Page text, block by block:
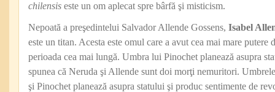
chilensis este un om aplecat spre bârfă şi misticism.
Nepoată a preşedintelui Salvador Allende Gossens, Isabel
este un titan. Acesta este omul care a avut cea mai mare putere
perioada cea mai lungă. Umbra lui Pinochet planează asupra
spunea că Neruda şi Allende sunt doi morţi nemuritori.
şi Pinochet planează asupra statului şi produc sentimente de